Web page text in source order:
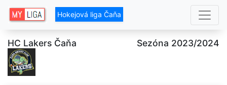
Hokejová liga Čaňa
HC Lakers Čaňa Sezóna 2023/2024